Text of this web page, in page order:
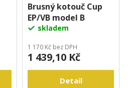
Brusný kotouč Cup
EP/VB model B
skladem
1 170 Kč bez DPH
1 439,10 Kč
Detail